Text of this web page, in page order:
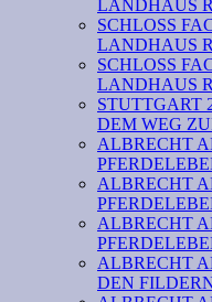
LANDHAUS
SCHLOSS
LANDHAUS
SCHLOSS
LANDHAUS
STUTTGART
DEM WEG
ALBRECHT
ALBRECHT
ALBRECHT
ALBRECHT
DEN